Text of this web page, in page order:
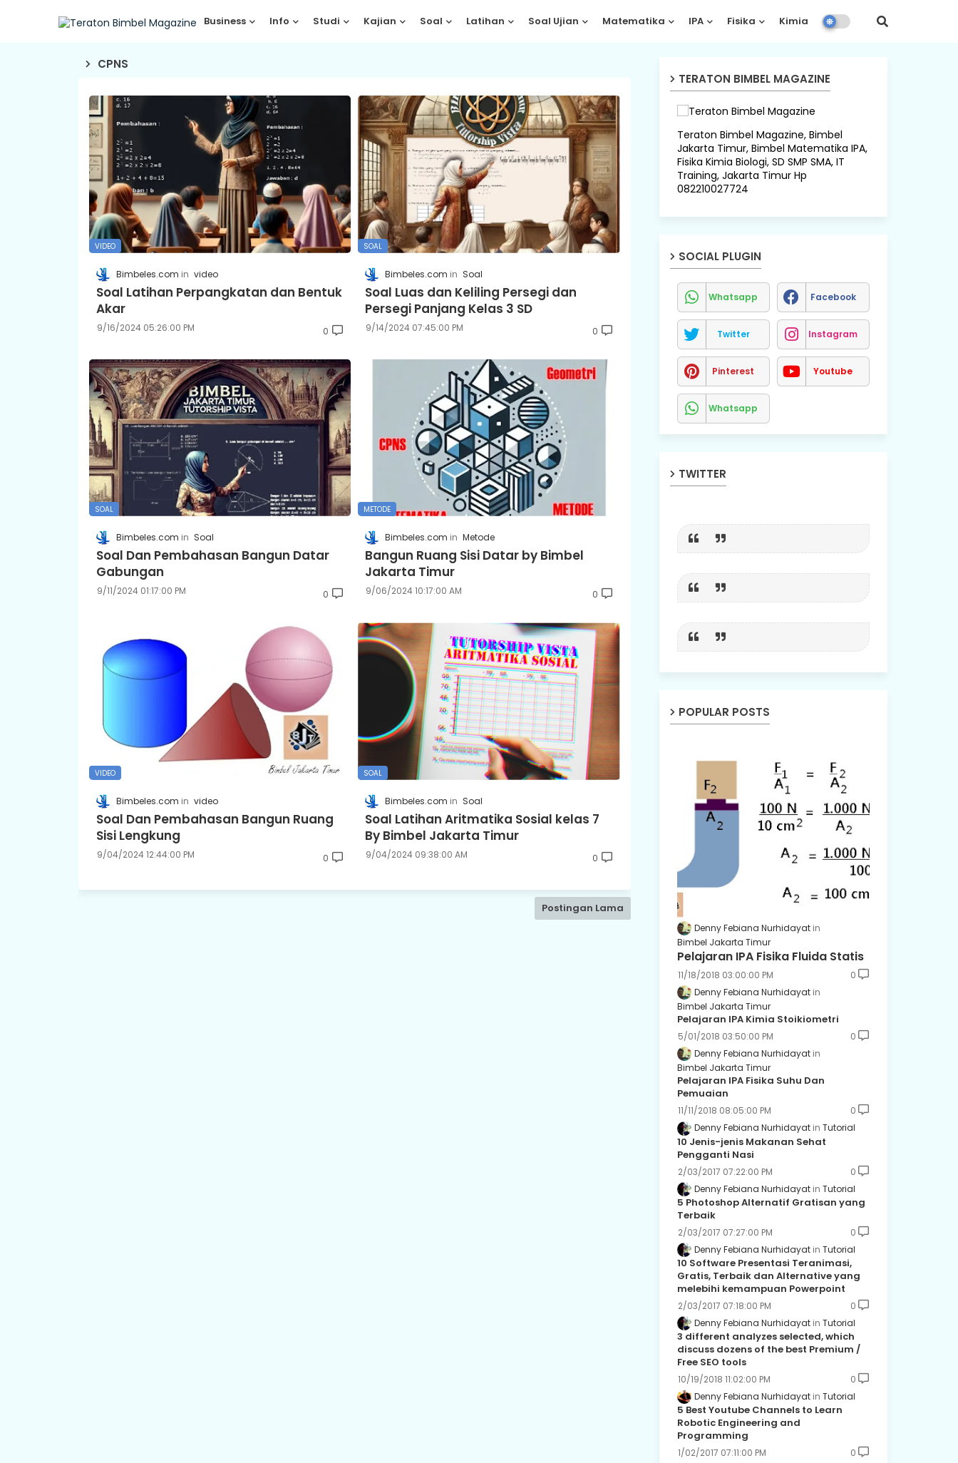
Business Info Studi Kajian Soal Latihan Soal Ujian Matematika IPA Fisika Kimia Biologi
CPNS
VIDEO
Bimbeles.com video
Soal Latihan Perpangkatan dan Bentuk
Akar
9/16/2024 05:26:00 PM 0
SOAL
Bimbeles.com Soal
Soal Luas dan Keliling Persegi dan
Persegi Panjang Kelas 3 SD
9/14/2024 07:45:00 PM 0
SOAL
Bimbeles.com Soal
Soal Dan Pembahasan Bangun Datar
Gabungan
9/11/2024 01:17:00 PM 0
METODE
Bimbeles.com Metode
Bangun Ruang Sisi Datar by Bimbel
Jakarta Timur
9/06/2024 10:17:00 AM 0
VIDEO
Bimbeles.com video
Soal Dan Pembahasan Bangun Ruang
Sisi Lengkung
9/04/2024 12:44:00 PM 0
SOAL
Bimbeles.com Soal
Soal Latihan Aritmatika Sosial kelas 7
By Bimbel Jakarta Timur
9/04/2024 09:38:00 AM 0
Postingan Lama
TERATON BIMBEL MAGAZINE
Teraton Bimbel Magazine, Bimbel
Jakarta Timur, Bimbel Matematika IPA,
Fisika Kimia Biologi, SD SMP SMA, IT
Training, Jakarta Timur Hp
082210027724
SOCIAL PLUGIN
Whatsapp Facebook
Twitter Instagram
Pinterest Youtube
Whatsapp
TWITTER
POPULAR POSTS
Denny Febiana Nurhidayat
Bimbel Jakarta Timur
Pelajaran IPA Fisika Fluida Statis
11/18/2018 03:00:00 PM
0
Denny Febiana Nurhidayat
Bimbel Jakarta Timur
Pelajaran IPA Kimia Stoikiometri
5/01/2018 03:50:00 PM
0
Denny Febiana Nurhidayat
Bimbel Jakarta Timur
Pelajaran IPA Fisika Suhu Dan
Pemuaian
11/11/2018 08:05:00 PM
0
Denny Febiana Nurhidayat
Tutorial
10 Jenis-jenis Makanan Sehat
Pengganti Nasi
2/03/2017 07:22:00 PM
0
Denny Febiana Nurhidayat
Tutorial
5 Photoshop Alternatif Gratisan yang
Terbaik
2/03/2017 07:27:00 PM
0
Denny Febiana Nurhidayat
Tutorial
10 Software Presentasi Teranimasi,
Gratis, Terbaik dan Alternative yang
melebihi kemampuan Powerpoint
2/03/2017 07:18:00 PM
0
Denny Febiana Nurhidayat
Tutorial
3 different analyzes selected, which
discuss dozens of the best Premium /
Free SEO tools
10/19/2018 11:02:00 PM
0
Denny Febiana Nurhidayat
Tutorial
5 Best Youtube Channels to Learn
Robotic Engineering and
Programming
1/02/2017 07:11:00 PM
0